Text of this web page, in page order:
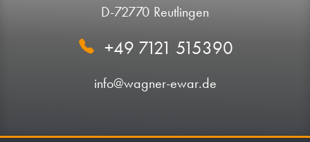
D-72770 Reutlingen
+49 7121 515390
info@wagner-ewar.de